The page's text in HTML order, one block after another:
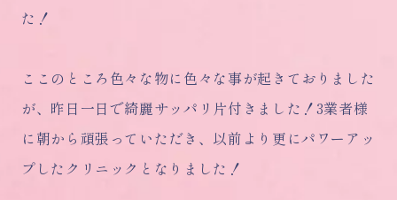
た！
ここのところ色々な物に色々な事が起きておりました
が、昨日一日で綺麗サッパリ片付きました！3業者様
に朝から頑張っていただき、以前より更にパワーアッ
プしたクリニックとなりました！